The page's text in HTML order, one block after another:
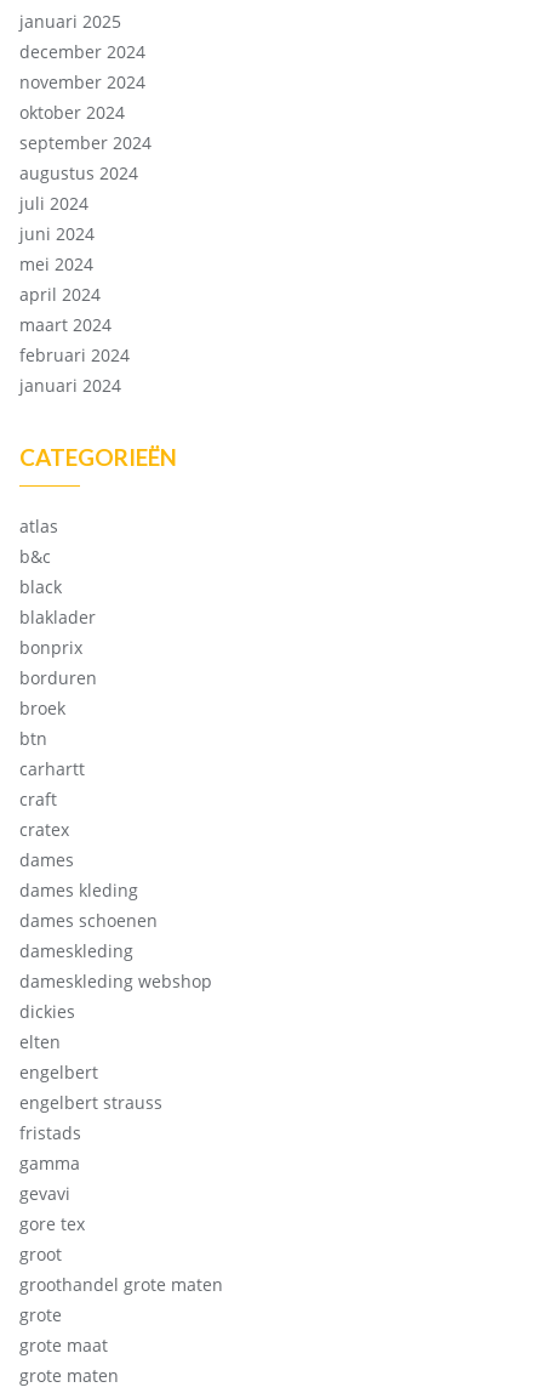
januari 2025
december 2024
november 2024
oktober 2024
september 2024
augustus 2024
juli 2024
juni 2024
mei 2024
april 2024
maart 2024
februari 2024
januari 2024
CATEGORIEËN
atlas
b&c
black
blaklader
bonprix
borduren
broek
btn
carhartt
craft
cratex
dames
dames kleding
dames schoenen
dameskleding
dameskleding webshop
dickies
elten
engelbert
engelbert strauss
fristads
gamma
gevavi
gore tex
groot
groothandel grote maten
grote
grote maat
grote maten